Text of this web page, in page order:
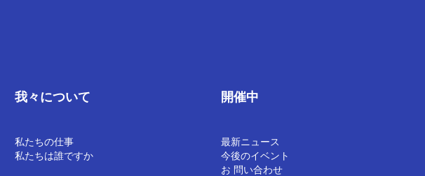
我々について
私たちの仕事
私たちは誰ですか
開催中
最新ニュース
今後のイベント
お 問い合わせ